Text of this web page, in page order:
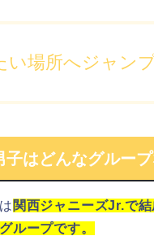
い場所へジャンプ
子はどんなグループ
は 関西ジャニーズJr.で
ループです。